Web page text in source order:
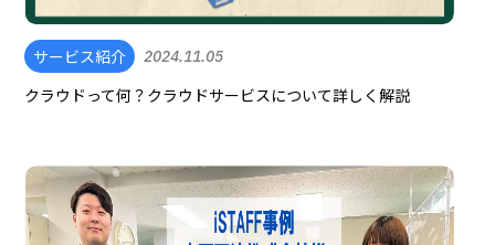
サービス紹介 2024.11.05
クラウドって何？クラウドサービスについて詳しく解説